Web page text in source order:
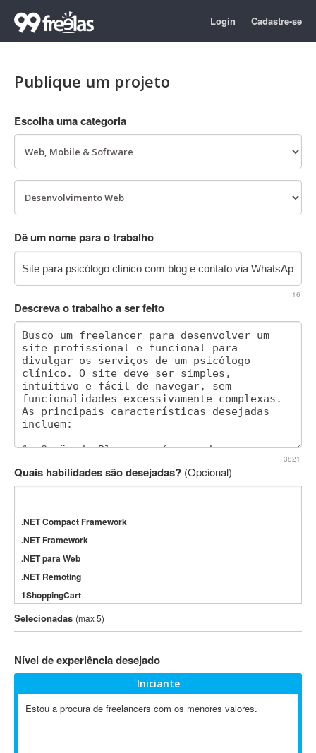
Login Cadastre-se
Publique um projeto
Escolha uma categoria
Dê um nome para o trabalho
16
Descreva o trabalho a ser feito
3821
Quais habilidades são desejadas? (Opcional)
.NET Compact Framework
.NET Framework
.NET para Web
.NET Remoting
1ShoppingCart
3DS Max
3GSM
802.11
A-GPS
Selecionadas (max 5)
Nível de experiência desejado
Iniciante
Estou a procura de freelancers com os menores valores.